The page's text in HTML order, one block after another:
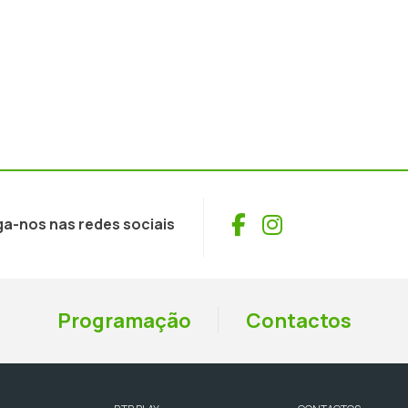
nos nas redes sociais Facebook
Instagram
Programação Contactos